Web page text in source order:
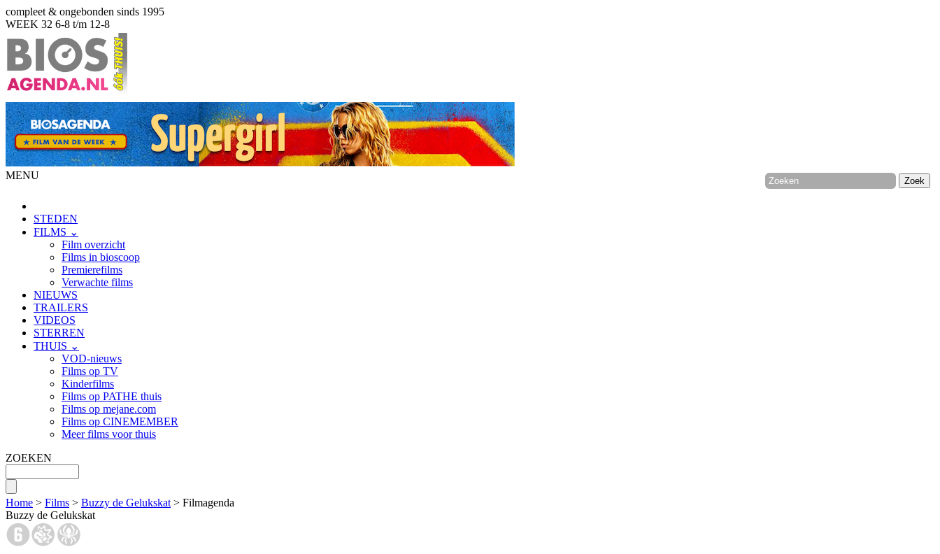
compleet & ongebonden sinds 1995
WEEK 32 6-8 t/m 12-8
MENU
STEDEN
FILMS ⌄
Film overzicht
Films in bioscoop
Premierefilms
Verwachte films
NIEUWS
TRAILERS
VIDEOS
STERREN
THUIS ⌄
VOD-nieuws
Films op TV
Kinderfilms
Films op PATHE thuis
Films op mejane.com
Films op CINEMEMBER
Meer films voor thuis
ZOEKEN
Home > Films > Buzzy de Gelukskat > Filmagenda
Buzzy de Gelukskat